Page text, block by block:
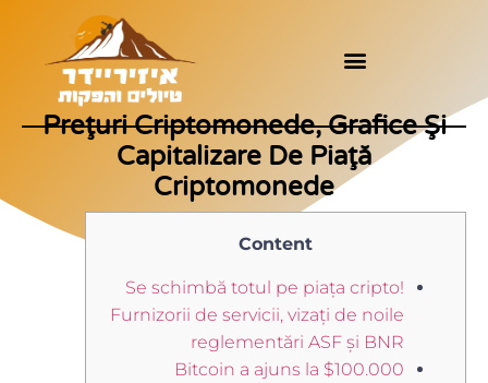
Preţuri Criptomonede, Grafice Şi
Capitalizare De Piaţă
Criptomonede
Content
Se schimbă totul pe piața cripto!
Furnizorii de servicii, vizați de noile
reglementări ASF și BNR
Bitcoin a ajuns la $100.000